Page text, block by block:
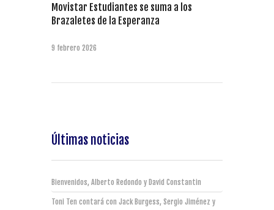
Movistar Estudiantes se suma a los
Brazaletes de la Esperanza
9 febrero 2026
Últimas noticias
Bienvenidos, Alberto Redondo y David Constantin
Toni Ten contará con Jack Burgess, Sergio Jiménez y